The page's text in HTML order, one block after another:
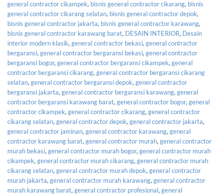
general contractor cikampek, bisnis general contractor cikarang, bisnis
general contractor cikarang selatan, bisnis general contractor depok,
bisnis general contractor jakarta, bisnis general contractor karawang,
bisnis general contractor karawang barat, DESAIN INTERIOR, Desain
interior modern klasik,general contractor bekasi,general contractor
bergaransi,general contractor bergaransi bekasi,general contractor
bergaransi bogor,general contractor bergaransi cikampek,general
contractor bergaransi cikarang,general contractor bergaransi cikarang
selatan,general contractor bergaransi depok,general contractor
bergaransi jakarta,general contractor bergaransi karawang,general
contractor bergaransi karawang barat,general contractor bogor,general
contractor cikampek,general contractor cikarang,general contractor
cikarang selatan,general contractor depok,general contractor jakarta,
general contractor jaminan,general contractor karawang,general
contractor karawang barat,general contractor murah,general contractor
murah bekasi,general contractor murah bogor,general contractor murah
cikampek,general contractor murah cikarang,general contractor murah
cikarang selatan,general contractor murah depok,general contractor
murah jakarta,general contractor murah karawang,general contractor
murah karawang barat,general contractor profesional,general